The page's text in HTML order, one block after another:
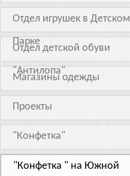
Отдел игрушек в Детском
Парке
Отдел детской обуви
"Антилопа"
Магазины одежды
Проекты
"Конфетка"
"Конфетка " на Южной